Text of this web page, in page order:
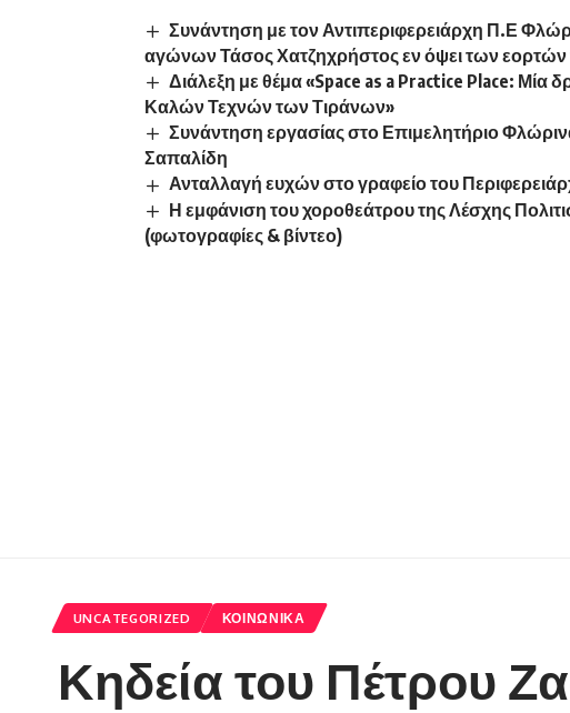
Συνάντηση με τον Αντιπεριφερειάρχη Π.Ε
αγώνων Τάσος Χατζηχρήστος εν όψει των
Διάλεξη με θέμα «Space as a Practice Place: Μία
Καλών Τεχνών των Τιράνων»
Συνάντηση εργασίας στο Επιμελητήριο
Σαπαλίδη
Ανταλλαγή ευχών στο γραφείο του
Η εμφάνιση του χοροθεάτρου της Λέσχης
(φωτογραφίες & βίντεο)
UNCATEGORIZED ΚΟΙΝΩΝΙΚΆ
Κηδεία του Πέτρου